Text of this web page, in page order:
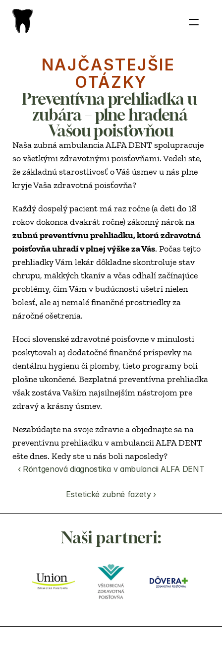
NAJČASTEJŠIE
OTÁZKY
Preventívna prehliadka u
zubára – plne hradená
Vašou poisťovňou
Naša zubná ambulancia ALFA DENT spolupracuje
so všetkými zdravotnými poisťovňami. Vedeli ste,
že základnú starostlivosť o Váš úsmev u nás plne
kryje Vaša zdravotná poisťovňa?
Každý dospelý pacient má raz ročne (a deti do 18
zubnú preventívnu prehliadku, ktorú zdravotná
poisťovňa uhradí v plnej výške za Vás. Počas tejto
prehliadky Vám lekár dôkladne skontroluje stav
chrupu, mäkkých tkanív a včas odhalí začínajúce
problémy, čím Vám v budúcnosti ušetrí nielen
bolesť, ale aj nemalé finančné prostriedky za
náročné ošetrenia.
Hoci slovenské zdravotné poisťovne v minulosti
poskytovali aj dodatočné finančné príspevky na
dentálnu hygienu či plomby, tieto programy boli
plošne ukončené. Bezplatná preventívna prehliadka
však zostáva Vaším najsilnejším nástrojom pre
zdravý a krásny úsmev.
Nezabúdajte na svoje zdravie a objednajte sa na
preventívnu prehliadku v ambulancii ALFA DENT
ešte dnes. Kedy ste u nás boli naposledy?
‹ Röntgenová diagnostika v ambulancii ALFA DENT
Estetické zubné fazety ›
Naši partneri: